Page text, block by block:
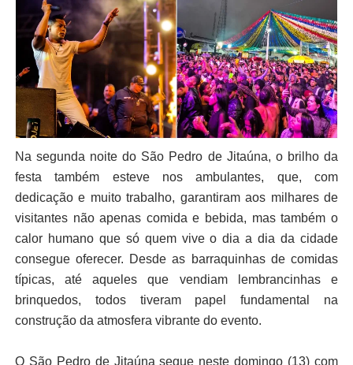
Na segunda noite do São Pedro de Jitaúna, o brilho da
festa também esteve nos ambulantes, que, com
dedicação e muito trabalho, garantiram aos milhares de
visitantes não apenas comida e bebida, mas também o
calor humano que só quem vive o dia a dia da cidade
consegue oferecer. Desde as barraquinhas de comidas
típicas, até aqueles que vendiam lembrancinhas e
brinquedos, todos tiveram papel fundamental na
construção da atmosfera vibrante do evento.
O São Pedro de Jitaúna segue neste domingo (13) com